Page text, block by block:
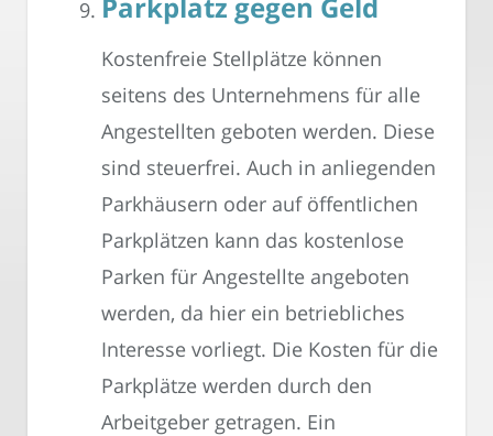
Kostenfreie Stellplätze können
seitens des Unternehmens für alle
Angestellten geboten werden. Diese
sind steuerfrei. Auch in anliegenden
Parkhäusern oder auf öffentlichen
Parkplätzen kann das kostenlose
Parken für Angestellte angeboten
werden, da hier ein betriebliches
Interesse vorliegt. Die Kosten für die
Parkplätze werden durch den
Arbeitgeber getragen. Ein